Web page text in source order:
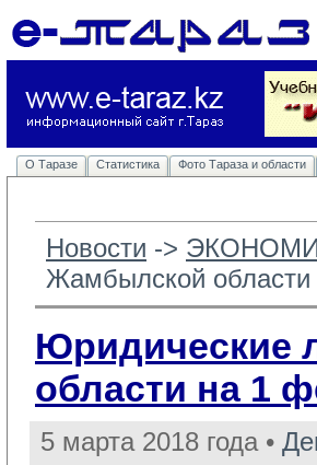
О Таразе Статистика Фото Тараза и области
Новости ->
Жамбылской области
Юридические
области на 1
5 марта 2018 года •